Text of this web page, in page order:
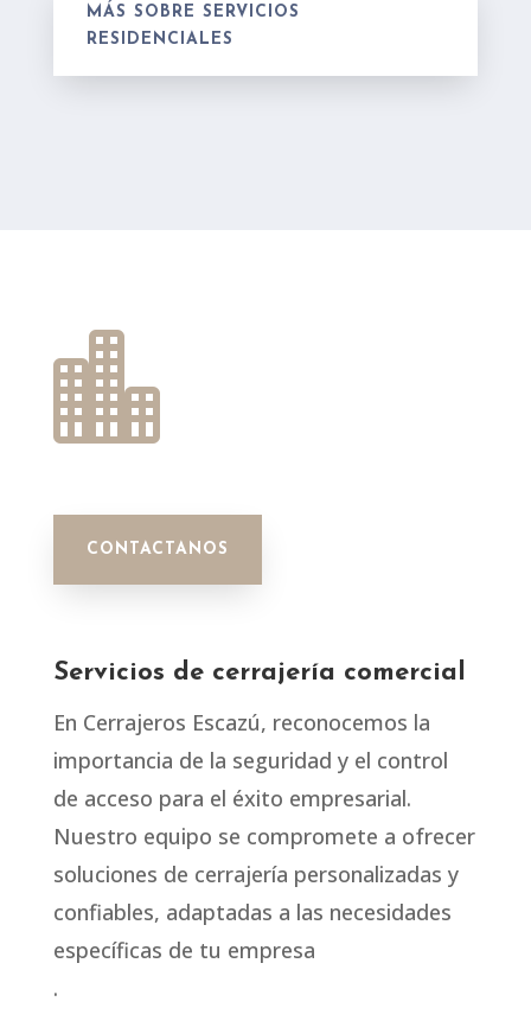
MÁS SOBRE SERVICIOS
RESIDENCIALES

CONTACTANOS
Servicios de cerrajería comercial
En Cerrajeros Escazú, reconocemos la
importancia de la seguridad y el control
de acceso para el éxito empresarial.
Nuestro equipo se compromete a ofrecer
soluciones de cerrajería personalizadas y
confiables, adaptadas a las necesidades
específicas de tu empresa
.